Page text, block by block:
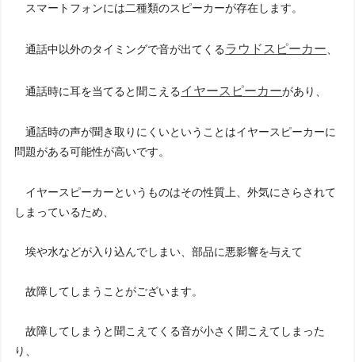
スマートフォンには二種類のスピーカーが存在します。
通話中以外のタイミングで音が出てくるラウドスピーカー
通話時に耳を当てると聞こえるイヤースピーカーがあり、
通話時の声が聞き取りにくいということはイヤースピーカーに
問題がある可能性が高いです。
イヤースピーカーというものはその性質上、外気にさらされて
しまっているため、
埃や水などが入り込んでしまい、部品に悪影響を与えて
故障してしまうことがございます。
故障してしまうと聞こえてくる音が小さく聞こえてしまった
り、